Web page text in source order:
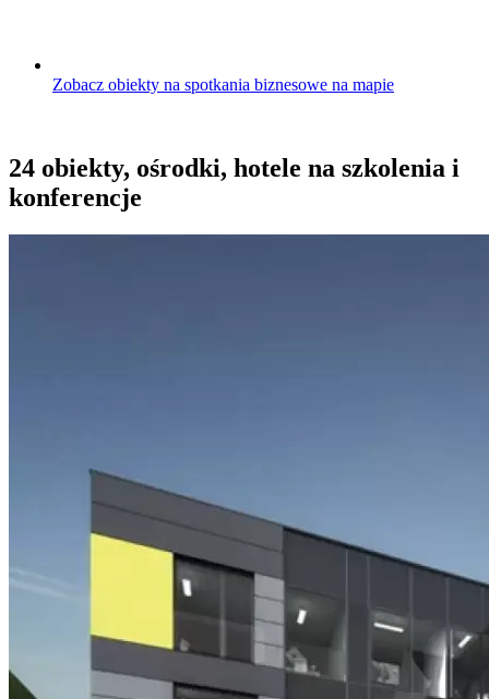
Zobacz obiekty na spotkania biznesowe na mapie
24 obiekty, ośrodki, hotele na szkolenia i
konferencje